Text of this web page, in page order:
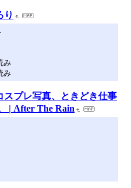
り
み
み
スプレ写真、ときどき仕事
| After The Rain